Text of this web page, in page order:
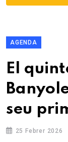
AGENDA
El
seu
25 Febrer 2026